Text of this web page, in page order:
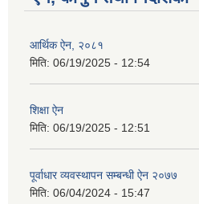
आर्थिक ऐन, २०८१
मिति: 06/19/2025 - 12:54
शिक्षा ऐन
मिति: 06/19/2025 - 12:51
पूर्वाधार व्यवस्थापन सम्बन्धी ऐन २०७७
मिति: 06/04/2024 - 15:47